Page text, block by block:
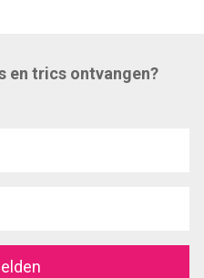
en trics ontvangen?